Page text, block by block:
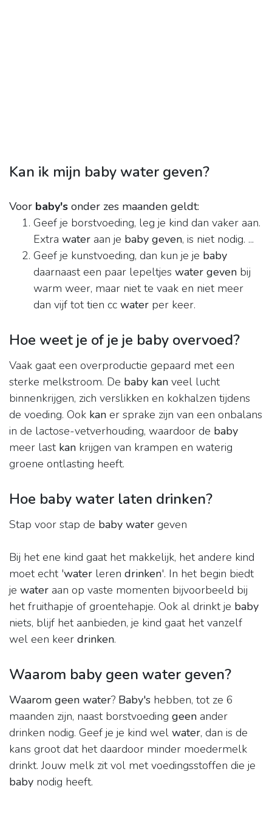
Kan ik mijn baby water geven?
Voor baby's onder zes maanden geldt:
Geef je borstvoeding, leg je kind dan vaker aan.
Extra water aan je baby geven, is niet nodig. ...
Geef je kunstvoeding, dan kun je je baby
daarnaast een paar lepeltjes water geven bij
warm weer, maar niet te vaak en niet meer
dan vijf tot tien cc water per keer.
Hoe weet je of je je baby overvoed?
Vaak gaat een overproductie gepaard met een
sterke melkstroom. De baby kan veel lucht
binnenkrijgen, zich verslikken en kokhalzen tijdens
de voeding. Ook kan er sprake zijn van een onbalans
in de lactose-vetverhouding, waardoor de baby
meer last kan krijgen van krampen en waterig
groene ontlasting heeft.
Hoe baby water laten drinken?
Stap voor stap de baby water geven
Bij het ene kind gaat het makkelijk, het andere kind
moet echt 'water leren drinken'. In het begin biedt
je water aan op vaste momenten bijvoorbeeld bij
het fruithapje of groentehapje. Ook al drinkt je baby
niets, blijf het aanbieden, je kind gaat het vanzelf
wel een keer drinken.
Waarom baby geen water geven?
Waarom geen water? Baby's hebben, tot ze 6
maanden zijn, naast borstvoeding geen ander
drinken nodig. Geef je je kind wel water, dan is de
kans groot dat het daardoor minder moedermelk
drinkt. Jouw melk zit vol met voedingsstoffen die je
baby nodig heeft.